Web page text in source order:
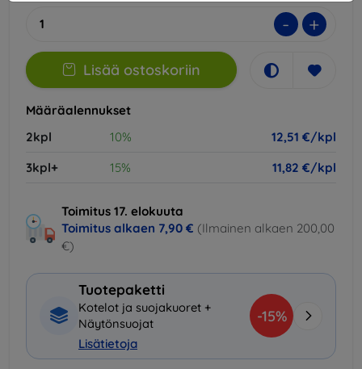
- +
Lisää ostoskoriin
Määräalennukset
2kpl
10%
12,51 €/kpl
3kpl+
15% 11,82 €/kpl
Toimitus 17. elokuuta
Toimitus alkaen 7,90 € (Ilmainen alkaen 200,00
€)
Tuotepaketti
Kotelot ja suojakuoret +
Näytönsuojat
Lisätietoja
-15%